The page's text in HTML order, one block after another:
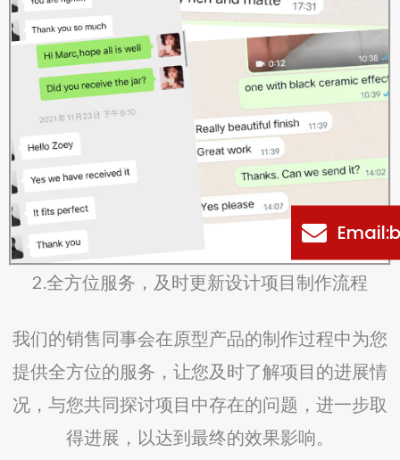
2.全方位服务，及时更新设计项目制作流程
我们的销售同事会在原型产品的制作过程中为您
提供全方位的服务，让您及时了解项目的进展情
况，与您共同探讨项目中存在的问题，进一步取
得进展，以达到最终的效果影响。